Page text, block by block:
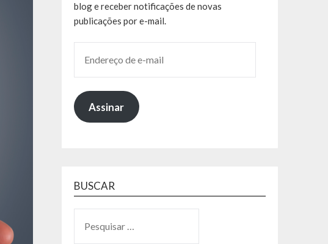
blog e receber notificações de novas
publicações por e-mail.
Assinar
BUSCAR